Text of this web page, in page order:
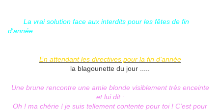
La vrai solution face aux interdits pour les fêtes de fin
d'année
En attendant les directives pour la fin d'année
la blagounette du jour .....
Une brune rencontre une amie blonde visiblement très enceinte
et lui dit :
Oh ! ma chérie ! je suis tellement contente pour toi ! C'est pour